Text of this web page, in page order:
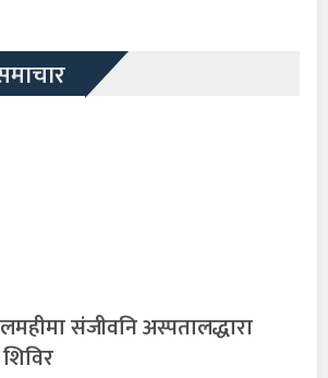
संजीवनि अस्पतालद्धारा